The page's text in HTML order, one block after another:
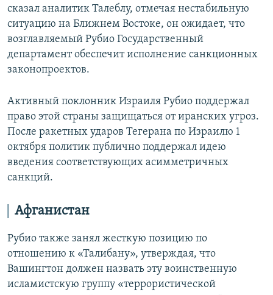
сказал аналитик Талеблу, отмечая нестабильную
ситуацию на Ближнем Востоке, он ожидает, что
возглавляемый Рубио Государственный
департамент обеспечит исполнение санкционных
законопроектов.
Активный поклонник Израиля Рубио поддержал
право этой страны защищаться от иранских угроз.
После ракетных ударов Тегерана по Израилю 1
октября политик публично поддержал идею
введения соответствующих асимметричных
санкций.
Афганистан
Рубио также занял жесткую позицию по
отношению к «Талибану», утверждая, что
Вашингтон должен назвать эту воинственную
исламистскую группу «террористической